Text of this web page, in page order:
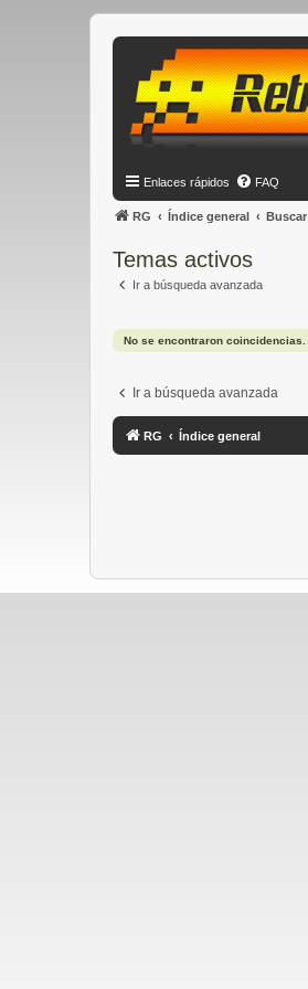
Enlaces rápidos FAQ
RG Índice general Buscar
Temas activos
Ir a búsqueda avanzada
No se encontraron coincidencias.
Ir a búsqueda avanzada
RG Índice general